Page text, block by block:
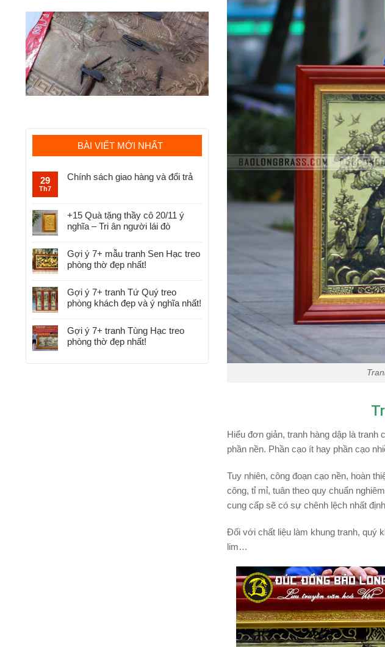
Hiểu đơn giản, tranh hàng dập là
phần nền. Phần cạo ít hay phần cạo
Tuy nhiên, công đoạn cạo nền, hoàn
công, tỉ mỉ, tuân theo quy chuẩn
cung cấp sẽ có sự chênh lệch nhất
Đối với chất liệu làm khung tranh, quý
lim…
BÀI VIẾT MỚI NHẤT
29
Th7
Chính sách giao hàng và đổi trả
+15 Quà tặng thầy cô 20/11 ý
nghĩa – Tri ân người lái đò
Gợi ý 7+ mẫu tranh Sen Hạc treo
phòng thờ đẹp nhất!
Gợi ý 7+ tranh Tứ Quý treo
phòng khách đẹp và ý nghĩa nhất!
Gợi ý 7+ tranh Tùng Hạc treo
phòng thờ đẹp nhất!